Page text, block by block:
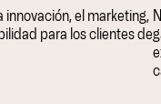
innovación, el marketing,
para los clientes de